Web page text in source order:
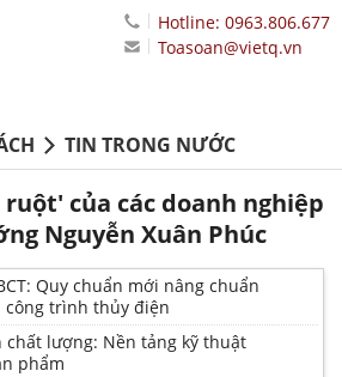
Hotline: 0963.806.677
Toasoan@vietq.vn
TIN TRONG NƯỚC
của các doanh nghiệp
Nguyễn Xuân Phúc
Quy chuẩn mới nâng chuẩn
công trình thủy điện
chất lượng: Nền tảng kỹ thuật
phẩm